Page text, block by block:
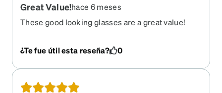
Great Value!hace 6 meses
These good looking glasses are a great value!
¿Te fue útil esta reseña? 0